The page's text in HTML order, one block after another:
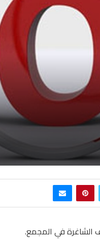
الشاغرة في المجمع.